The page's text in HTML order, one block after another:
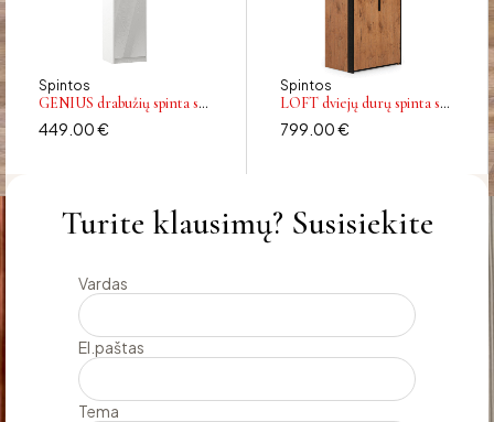
Spintos
GENIUS drabužių spinta su
kabykla, 60 cm, blizgios
449.00€
Spintos
LOFT dviejų durų spinta su
dešinės pusės šonine lenta
799.00€
Turite klausimų? Susisiekite
Vardas
El.paštas
Tema